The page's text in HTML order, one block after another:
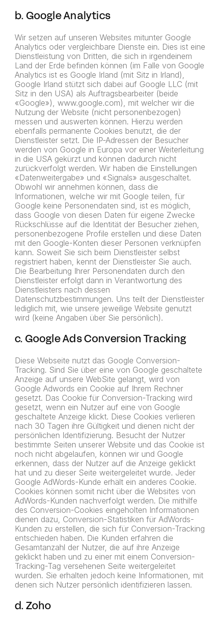
b. Google Analytics
Wir setzen auf unseren Websites mitunter Google
Analytics oder vergleichbare Dienste ein. Dies ist eine
Dienstleistung von Dritten, die sich in irgendeinem
Land der Erde befinden können (im Falle von Google
Analytics ist es Google Irland (mit Sitz in Irland),
Google Irland stützt sich dabei auf Google LLC (mit
Sitz in den USA) als Auftragsbearbeiter (beide
«Google»), www.google.com), mit welcher wir die
Nutzung der Website (nicht personenbezogen)
messen und auswerten können. Hierzu werden
ebenfalls permanente Cookies benutzt, die der
Dienstleister setzt. Die IP-Adressen der Besucher
werden von Google in Europa vor einer Weiterleitung
in die USA gekürzt und können dadurch nicht
zurückverfolgt werden. Wir haben die Einstellungen
«Datenweitergabe» und «Signals» ausgeschaltet.
Obwohl wir annehmen können, dass die
Informationen, welche wir mit Google teilen, für
Google keine Personendaten sind, ist es möglich,
dass Google von diesen Daten für eigene Zwecke
Rückschlüsse auf die Identität der Besucher ziehen,
personenbezogene Profile erstellen und diese Daten
mit den Google-Konten dieser Personen verknüpfen
kann. Soweit Sie sich beim Dienstleister selbst
registriert haben, kennt der Dienstleister Sie auch.
Die Bearbeitung Ihrer Personendaten durch den
Dienstleister erfolgt dann in Verantwortung des
Dienstleisters nach dessen
Datenschutzbestimmungen. Uns teilt der Dienstleister
lediglich mit, wie unsere jeweilige Website genutzt
wird (keine Angaben über Sie persönlich).
c. Google Ads Conversion Tracking
Diese Webseite nutzt das Google Conversion-
Tracking. Sind Sie über eine von Google geschaltete
Anzeige auf unsere WebSite gelangt, wird von
Google Adwords ein Cookie auf Ihrem Rechner
gesetzt. Das Cookie für Conversion-Tracking wird
gesetzt, wenn ein Nutzer auf eine von Google
geschaltete Anzeige klickt. Diese Cookies verlieren
nach 30 Tagen ihre Gültigkeit und dienen nicht der
persönlichen Identifizierung. Besucht der Nutzer
bestimmte Seiten unserer Website und das Cookie ist
noch nicht abgelaufen, können wir und Google
erkennen, dass der Nutzer auf die Anzeige geklickt
hat und zu dieser Seite weitergeleitet wurde. Jeder
Google AdWords-Kunde erhält ein anderes Cookie.
Cookies können somit nicht über die Websites von
AdWords-Kunden nachverfolgt werden. Die mithilfe
des Conversion-Cookies eingeholten Informationen
dienen dazu, Conversion-Statistiken für AdWords-
Kunden zu erstellen, die sich für Conversion-Tracking
entschieden haben. Die Kunden erfahren die
Gesamtanzahl der Nutzer, die auf ihre Anzeige
geklickt haben und zu einer mit einem Conversion-
Tracking-Tag versehenen Seite weitergeleitet
wurden. Sie erhalten jedoch keine Informationen, mit
denen sich Nutzer persönlich identifizieren lassen.
d. Zoho